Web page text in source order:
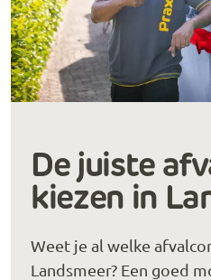
De juiste
kiezen in
Weet je al welke
Landsmeer? Een goed